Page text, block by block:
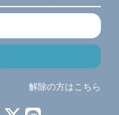
解除の方はこちら